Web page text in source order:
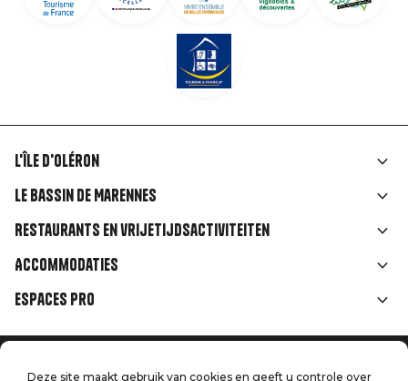
Liens
rubriques
L'île d'Oléron
Le Bassin de Marennes
Restaurants en vrijetijdsactiviteiten
Accommodaties
Espaces Pro
Deze site maakt gebruik van cookies en geeft u controle over